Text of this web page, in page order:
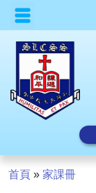
首頁 » 家課冊